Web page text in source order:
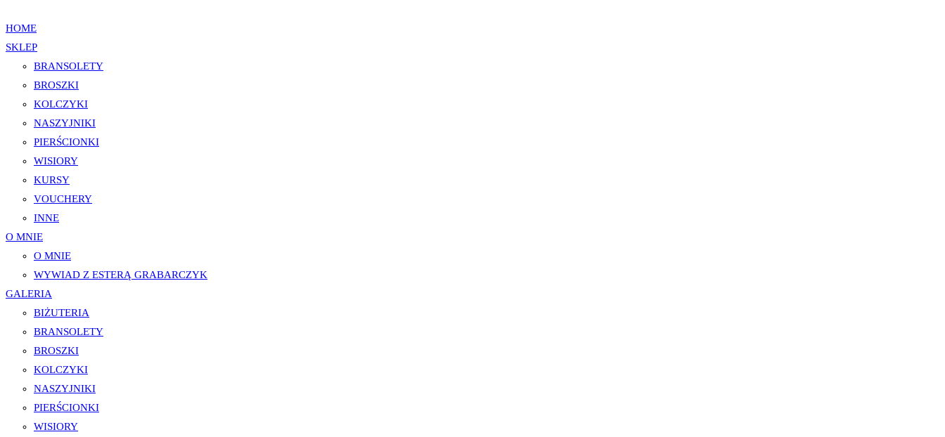
HOME
SKLEP
BRANSOLETY
BROSZKI
KOLCZYKI
NASZYJNIKI
PIERŚCIONKI
WISIORY
KURSY
VOUCHERY
INNE
O MNIE
O MNIE
WYWIAD Z ESTERĄ GRABARCZYK
GALERIA
BIŻUTERIA
BRANSOLETY
BROSZKI
KOLCZYKI
NASZYJNIKI
PIERŚCIONKI
WISIORY